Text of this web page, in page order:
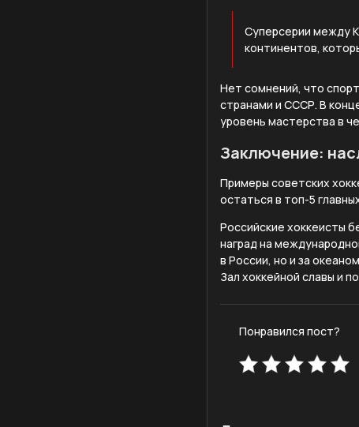
Суперсерии между
континентов,
Нет сомнений, что
странами и СССР. В
уровень мастерства в
Заключение:
Примеры советских
остаться в топ-5
Российские хоккеисты
наград на
в России, но и за
Зал хоккейной славы и
Понравился пост?